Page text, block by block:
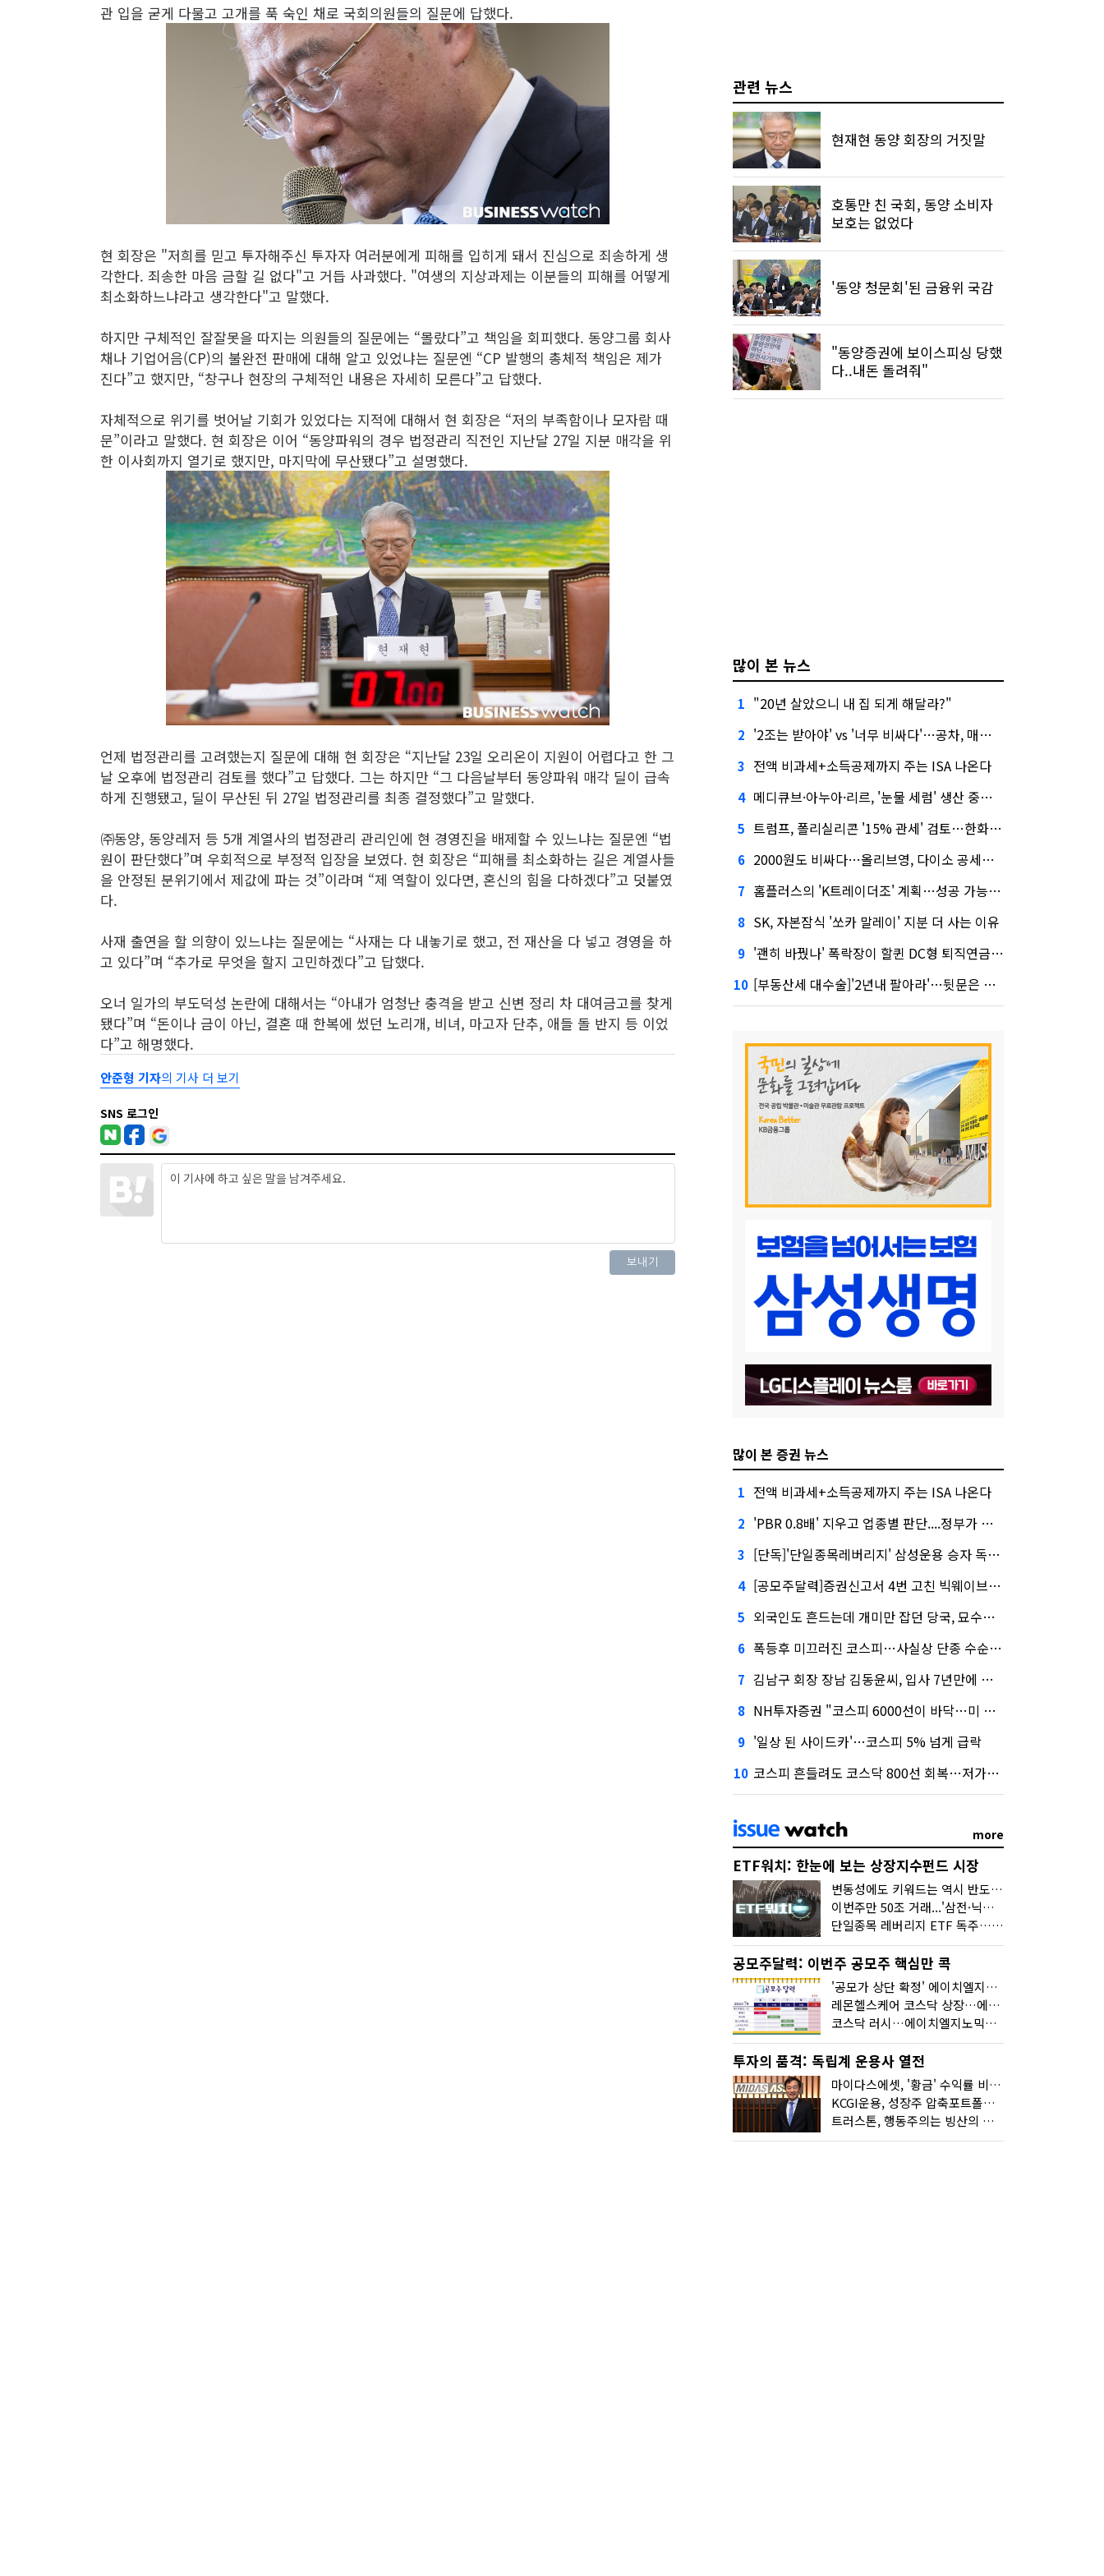
관 입을 굳게 다물고 고개를 푹 숙인 채로 국회의원들의 질문에 답했다.
현 회장은 "저희를 믿고 투자해주신 투자자 여러분에게 피해를 입히게 돼서 진심으로 죄송하게 생
각한다. 죄송한 마음 금할 길 없다"고 거듭 사과했다. "여생의 지상과제는 이분들의 피해를 어떻게
최소화하느냐라고 생각한다"고 말했다.
하지만 구체적인 잘잘못을 따지는 의원들의 질문에는 “몰랐다”고 책임을 회피했다. 동양그룹 회사
채나 기업어음(CP)의 불완전 판매에 대해 알고 있었냐는 질문엔 “CP 발행의 총체적 책임은 제가
진다”고 했지만, “창구나 현장의 구체적인 내용은 자세히 모른다”고 답했다.
자체적으로 위기를 벗어날 기회가 있었다는 지적에 대해서 현 회장은 “저의 부족함이나 모자람 때
문”이라고 말했다. 현 회장은 이어 “동양파워의 경우 법정관리 직전인 지난달 27일 지분 매각을 위
한 이사회까지 열기로 했지만, 마지막에 무산됐다”고 설명했다.
언제 법정관리를 고려했는지 질문에 대해 현 회장은 “지난달 23일 오리온이 지원이 어렵다고 한 그
날 오후에 법정관리 검토를 했다”고 답했다. 그는 하지만 “그 다음날부터 동양파워 매각 딜이 급속
하게 진행됐고, 딜이 무산된 뒤 27일 법정관리를 최종 결정했다”고 말했다.
㈜동양, 동양레저 등 5개 계열사의 법정관리 관리인에 현 경영진을 배제할 수 있느냐는 질문엔 “법
원이 판단했다”며 우회적으로 부정적 입장을 보였다. 현 회장은 “피해를 최소화하는 길은 계열사들
을 안정된 분위기에서 제값에 파는 것”이라며 “제 역할이 있다면, 혼신의 힘을 다하겠다”고 덧붙였
다.
사재 출연을 할 의향이 있느냐는 질문에는 “사재는 다 내놓기로 했고, 전 재산을 다 넣고 경영을 하
고 있다”며 “추가로 무엇을 할지 고민하겠다”고 답했다.
오너 일가의 부도덕성 논란에 대해서는 “아내가 엄청난 충격을 받고 신변 정리 차 대여금고를 찾게
됐다”며 “돈이나 금이 아닌, 결혼 때 한복에 썼던 노리개, 비녀, 마고자 단추, 애들 돌 반지 등 이었
다”고 해명했다.
안준형 기자의 기사 더 보기
SNS 로그인
관련 뉴스
현재현 동양 회장의 거짓말
호통만 친 국회, 동양 소비자
보호는 없었다
'동양 청문회'된 금융위 국감
"동양증권에 보이스피싱 당했
다..내돈 돌려줘"
많이 본 뉴스
1 "20년 살았으니 내 집 되게 해달라?"
2 '2조는 받아야' vs '너무 비싸다'…공차, 매각 성공할까
3 전액 비과세+소득공제까지 주는 ISA 나온다
4 메디큐브·아누아·리르, '눈물 세럼' 생산 중단한다
5 트럼프, 폴리실리콘 '15% 관세' 검토…한화큐셀·OCI 영향은?
6 2000원도 비싸다…올리브영, 다이소 공세에 '가성비'로 맞불
7 홈플러스의 'K트레이더조' 계획…성공 가능성은 '글쎄'
8 SK, 자본잠식 '쏘카 말레이' 지분 더 사는 이유
9 '괜히 바꿨나' 폭락장이 할퀸 DC형 퇴직연금…전문가 조언은
10 [부동산세 대수술]'2년내 팔아라'…뒷문은 열었다
많이 본 증권 뉴스
1 전액 비과세+소득공제까지 주는 ISA 나온다
2 'PBR 0.8배' 지우고 업종별 판단....정부가 제시한 '주가 누르기' 방지법
3 [단독]'단일종목레버리지' 삼성운용 승자 독식...운용수익 미래에셋의 6배
4 [공모주달력]증권신고서 4번 고친 빅웨이브로보틱스, 수요예측
5 외국인도 흔드는데 개미만 잡던 당국, 묘수는 과다호가부담금?
6 폭등후 미끄러진 코스피…사실상 단종 수순 밟는 '단종레'
7 김남구 회장 장남 김동윤씨, 입사 7년만에 한투증권 임원 승진
8 NH투자증권 "코스피 6000선이 바닥…미 금리 안정 후 추가 회복"
9 '일상 된 사이드카'…코스피 5% 넘게 급락
10 코스피 흔들려도 코스닥 800선 회복…저가매수세 유입
more
ETF워치: 한눈에 보는 상장지수펀드 시장
변동성에도 키워드는 역시 반도체…신상품은 우주·방산
이번주만 50조 거래...'삼전·닉스 레버리지' 수익률은 -30%
단일종목 레버리지 ETF 독주…'증시 블랙홀'
공모주달력: 이번주 공모주 핵심만 콕
'공모가 상단 확정' 에이치엘지노믹스 청약
레몬헬스케어 코스닥 상장…에이치엘지노믹스 수요예측
코스닥 러시…에이치엘지노믹스 수요예측·레메디 청약
투자의 품격: 독립계 운용사 열전
마이다스에셋, '황금' 수익률 비결은 '꾸준함'
KCGI운용, 성장주 압축포트폴리오로 새 길을 그리다
트러스톤, 행동주의는 빙산의 일각...진정한 힘은 '주식형 강자'